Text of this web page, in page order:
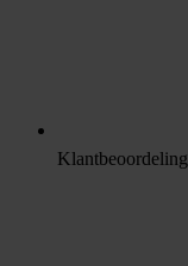
Klantbeoordeling